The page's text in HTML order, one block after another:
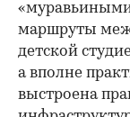
маршруты
детской
а вполне
выстроена